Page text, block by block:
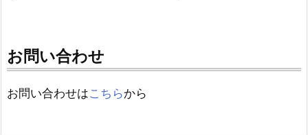
お問い合わせ
お問い合わせはこちらから